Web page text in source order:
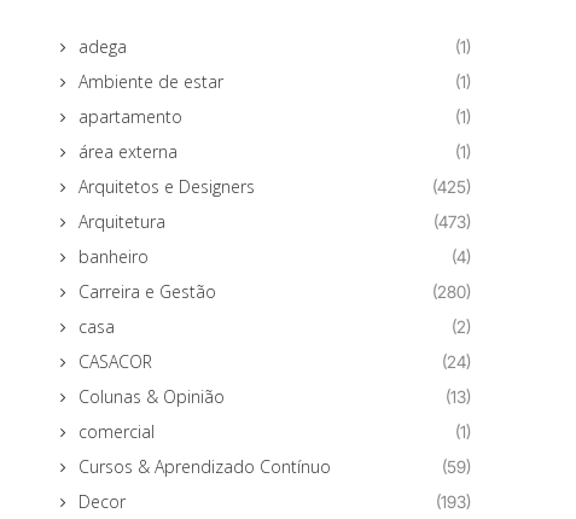
adega (1)
Ambiente de estar (1)
apartamento (1)
área externa (1)
Arquitetos e Designers (425)
Arquitetura (473)
banheiro (4)
Carreira e Gestão (280)
casa (2)
CASACOR (24)
Colunas & Opinião (13)
comercial (1)
Cursos & Aprendizado Contínuo (59)
Decor (193)